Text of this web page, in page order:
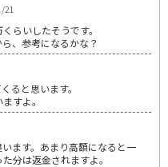
21
らいしたそうです。
、参考になるかな？
ると思います。
すよ。
ます。あまり高額になると一
分は返金されますよ。